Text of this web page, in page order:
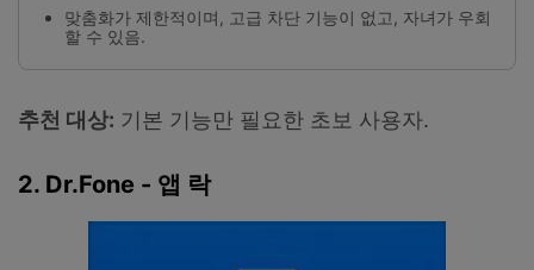
맞춤화가 제한적이며, 고급 차단 기능이 없고, 자녀가 우회
할 수 있음.
추천 대상: 기본 기능만 필요한 초보 사용자.
2. Dr.Fone - 앱 락